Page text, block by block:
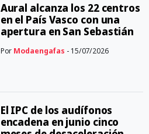
Aural alcanza los 22 centros
en el País Vasco con una
apertura en San Sebastián
Por Modaengafas - 15/07/2026
El IPC de los audífonos
encadena en junio cinco